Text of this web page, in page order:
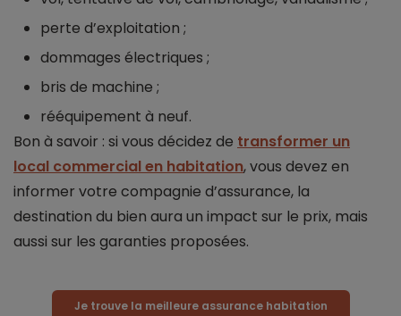
perte d’exploitation ;
dommages électriques ;
bris de machine ;
rééquipement à neuf.
Bon à savoir : si vous décidez de transformer un
local commercial en habitation, vous devez en
informer votre compagnie d’assurance, la
destination du bien aura un impact sur le prix, mais
aussi sur les garanties proposées.
Je trouve la meilleure assurance habitation